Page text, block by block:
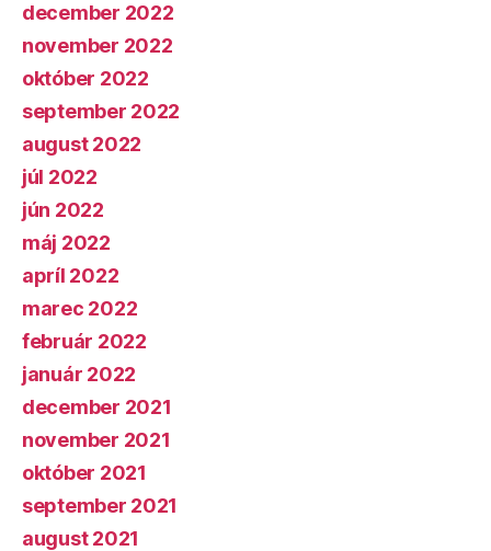
december 2022
november 2022
október 2022
september 2022
august 2022
júl 2022
jún 2022
máj 2022
apríl 2022
marec 2022
február 2022
január 2022
december 2021
november 2021
október 2021
september 2021
august 2021